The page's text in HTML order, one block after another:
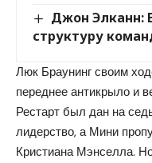
Джон Элканн:
структуру
Люк Браунинг своим
переднее антикрыло и
Рестарт был дан на
лидерство, а Мини
Кристиана Мэнселла.